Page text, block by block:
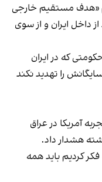
«هدف مستقیم خارجی
داخل ایران و از سوی
که در ایران
را تهدید نکند
آمریکا در عراق
هشدار داد.
کردیم باید همه